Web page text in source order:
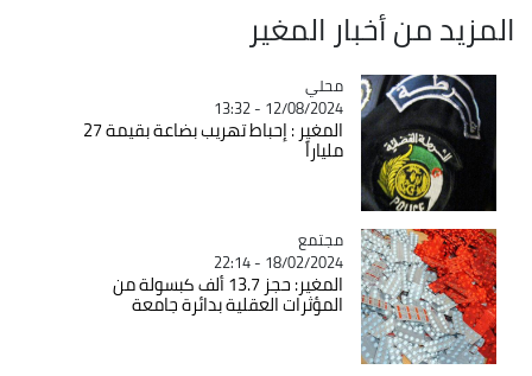
المزيد من أخبار المغير
Catégorie
محلي
12/08/2024 - 13:32
المغير : إحباط تهريب بضاعة بقيمة 27
ملياراً
Catégorie
مجتمع
18/02/2024 - 22:14
المغير: حجز 13.7 ألف كبسولة من
المؤثرات العقلية بدائرة جامعة